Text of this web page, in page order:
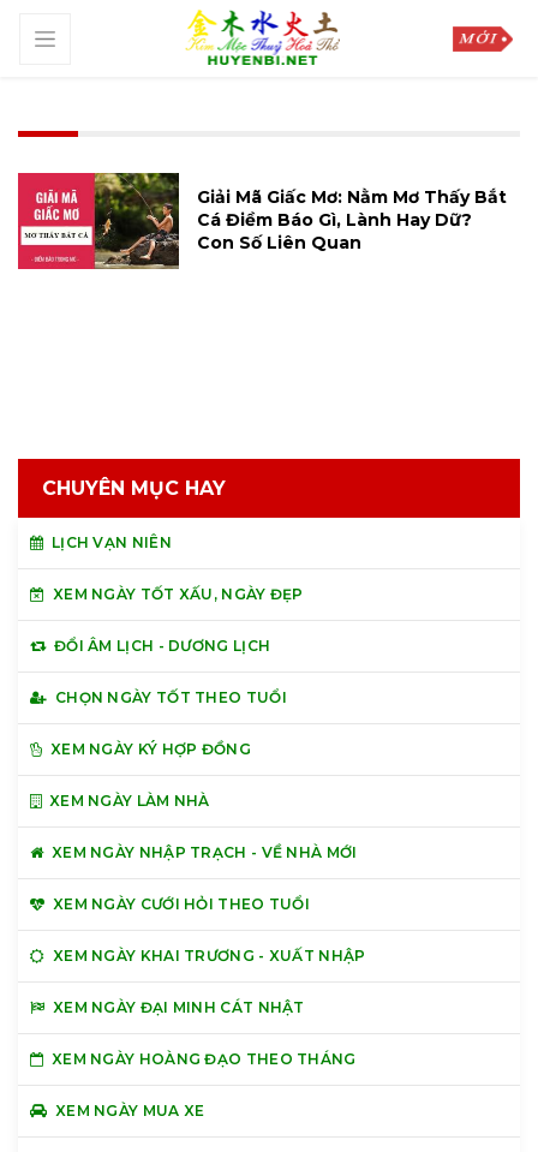
Giải Mã Giấc Mơ: Nằm Mơ Thấy Bắt
Cá Điềm Báo Gì, Lành Hay Dữ?
Con Số Liên Quan
CHUYÊN MỤC HAY
LỊCH VẠN NIÊN
XEM NGÀY TỐT XẤU, NGÀY ĐẸP
ĐỔI ÂM LỊCH - DƯƠNG LỊCH
CHỌN NGÀY TỐT THEO TUỔI
XEM NGÀY KÝ HỢP ĐỒNG
XEM NGÀY LÀM NHÀ
XEM NGÀY NHẬP TRẠCH - VỀ NHÀ MỚI
XEM NGÀY CƯỚI HỎI THEO TUỔI
XEM NGÀY KHAI TRƯƠNG - XUẤT NHẬP
XEM NGÀY ĐẠI MINH CÁT NHẬT
XEM NGÀY HOÀNG ĐẠO THEO THÁNG
XEM NGÀY MUA XE